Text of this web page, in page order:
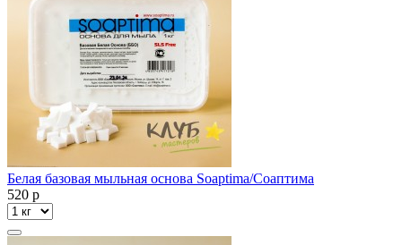
Белая базовая мыльная основа Soaptima/Соаптима
520 p